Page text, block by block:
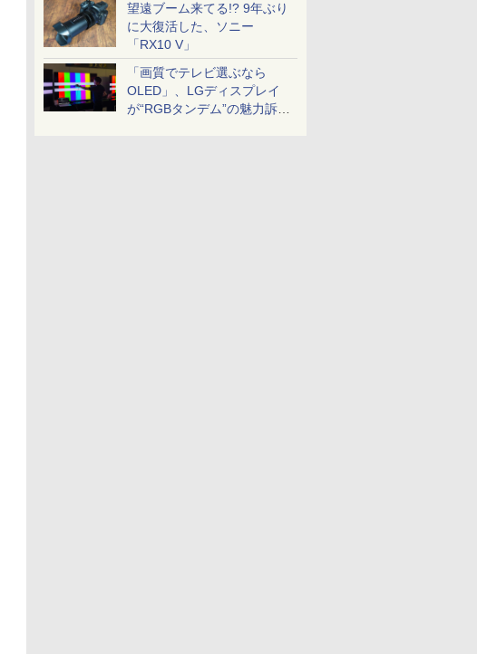
望遠ブーム来てる!? 9年ぶり
に大復活した、ソニー
「RX10 V」
「画質でテレビ選ぶなら
OLED」、LGディスプレイ
が“RGBタンデム”の魅力訴